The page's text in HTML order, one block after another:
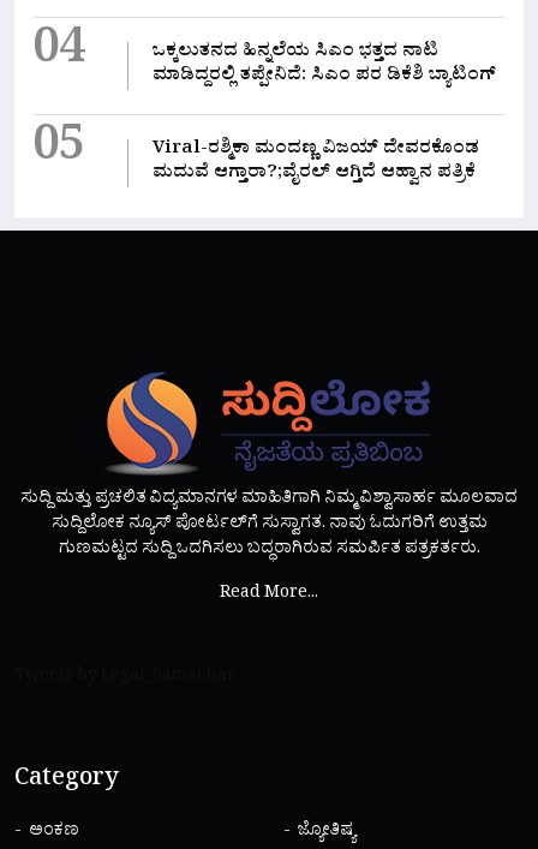
04
ಒಕ್ಕಲುತನದ ಹಿನ್ನಲೆಯ ಸಿಎಂ ಭತ್ತದ ನಾಟಿ
ಮಾಡಿದ್ದರಲ್ಲಿ‌ ತಪ್ಪೇನಿದೆ: ಸಿಎಂ ಪರ ಡಿಕೆಶಿ ಬ್ಯಾಟಿಂಗ್
05
Viral-ರಶ್ಮಿಕಾ ಮಂದಣ್ಣ ವಿಜಯ್ ದೇವರಕೊಂಡ
ಮದುವೆ ಆಗ್ತಾರಾ?;ವೈರಲ್ ಆಗ್ತಿದೆ ಆಹ್ವಾನ ಪತ್ರಿಕೆ
ಸುದ್ದಿ ಮತ್ತು ಪ್ರಚಲಿತ ವಿದ್ಯಮಾನಗಳ ಮಾಹಿತಿಗಾಗಿ ನಿಮ್ಮ ವಿಶ್ವಾಸಾರ್ಹ ಮೂಲವಾದ
ಸುದ್ದಿಲೋಕ ನ್ಯೂಸ್ ಪೋರ್ಟಲ್‌ಗೆ ಸುಸ್ವಾಗತ. ನಾವು ಓದುಗರಿಗೆ ಉತ್ತಮ
ಗುಣಮಟ್ಟದ ಸುದ್ದಿ ಒದಗಿಸಲು ಬದ್ಧರಾಗಿರುವ ಸಮರ್ಪಿತ ಪತ್ರಕರ್ತರು.
Read More...
Category
ಅಂಕಣ
ಜ್ಯೋತಿಷ್ಯ